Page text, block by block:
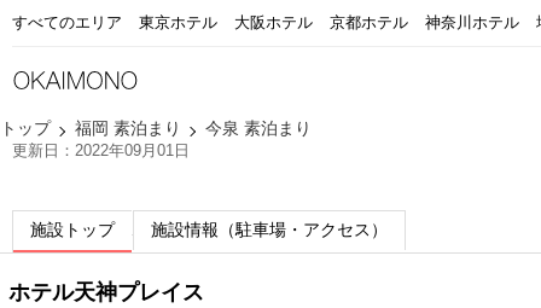
すべてのエリア 東京ホテル 大阪ホテル 京都ホテル 神奈川ホテル
トップ 福岡 素泊まり 今泉 素泊まり
更新日：2022年09月01日
施設トップ 施設情報（駐車場・アクセス）
ホテル天神プレイス